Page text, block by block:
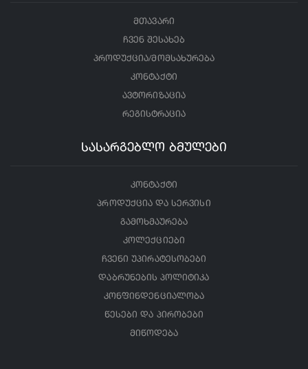
მთავარი
ჩვენ შესახებ
პროდუქცია/მომსახურება
კონტაქტი
ავტორიზაცია
რეგისტრაცია
სასარგებლო ბმულები
კონტაქტი
პროდუქცია და სერვისი
გამოხმაურება
კოლექციები
ჩვენი უპირატესობები
დაბრუნების პოლიტიკა
კონფინდენციალობა
წესები და პირობები
მიწოდება